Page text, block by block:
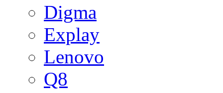
Digma
Explay
Lenovo
Q8